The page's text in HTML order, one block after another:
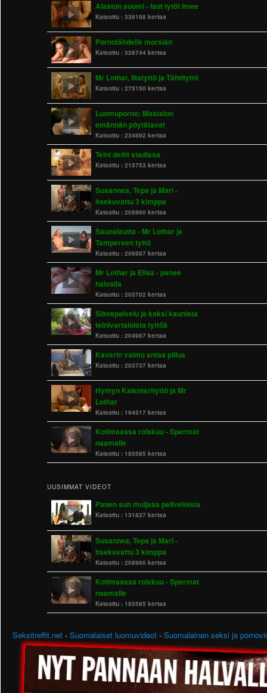
Alaston suomi - Isot tytöt imee
Katsottu : 336188 kertaa
Pornotähdelle morsian
Katsottu : 326744 kertaa
Mr Lothar, Iltatyttö ja Tähtityttö
Katsottu : 275150 kertaa
Luomuporno: Maatalon
emännän pöytätavat
Katsottu : 234892 kertaa
Teini deitit stadissa
Katsottu : 215753 kertaa
Susannea, Tepa ja Mari -
itsekuvattu 3 kimppa
Katsottu : 208960 kertaa
Saunalautta - Mr Lothar ja
Tampereen tyttö
Katsottu : 206887 kertaa
Mr Lothar ja Elisa - panee
halvalla
Katsottu : 205702 kertaa
Siitospalvelu ja kaksi kaunista
teinivartaloista tyttöä
Katsottu : 204987 kertaa
Kaverin vaimo antaa pillua
Katsottu : 203737 kertaa
Hymyn Kalenterityttö ja Mr
Lothar
Katsottu : 194517 kertaa
Kotimaassa roiskuu - Spermat
naamalle
Katsottu : 185585 kertaa
UUSIMMAT VIDEOT
Panen sun muijaas peliveloista
Katsottu : 131827 kertaa
Susannea, Tepa ja Mari -
itsekuvattu 3 kimppa
Katsottu : 208960 kertaa
Kotimaassa roiskuu - Spermat
naamalle
Katsottu : 185585 kertaa
Seksitreffit.net -Suomalaiset luomuvideot -Suomalainen seksi ja